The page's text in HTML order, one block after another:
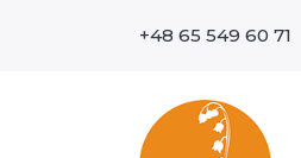
+48 65 549 60 71